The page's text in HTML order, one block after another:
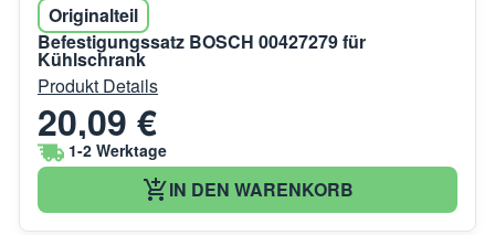
Originalteil
Befestigungssatz BOSCH 00427279 für
Kühlschrank
Produkt Details
20,09 €
1-2 Werktage
IN DEN WARENKORB